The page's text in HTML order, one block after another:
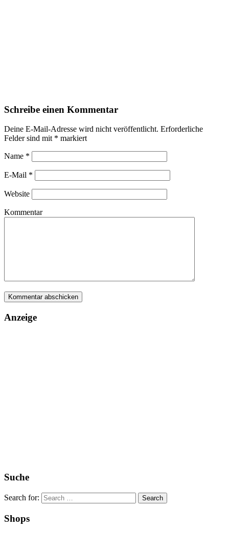
Schreibe einen Kommentar
Deine E-Mail-Adresse wird nicht veröffentlicht. Erforderliche
Felder sind mit * markiert
Name *
E-Mail *
Website
Kommentar
Anzeige
Suche
Search for:
Shops